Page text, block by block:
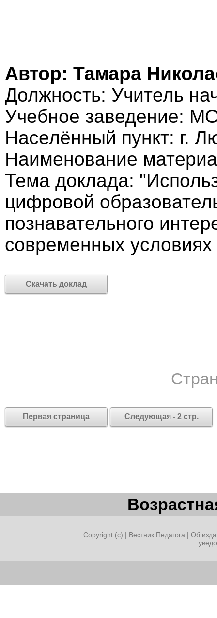
Автор: Тамара
Должность: Учитель
Учебное заведение:
Населённый пункт: г.
Наименование
Тема доклада:
цифровой
познавательного
современных
Скачать доклад
Первая страница Следующая - 2 стр.
Copyright (c) | Вестник Педагога | Об